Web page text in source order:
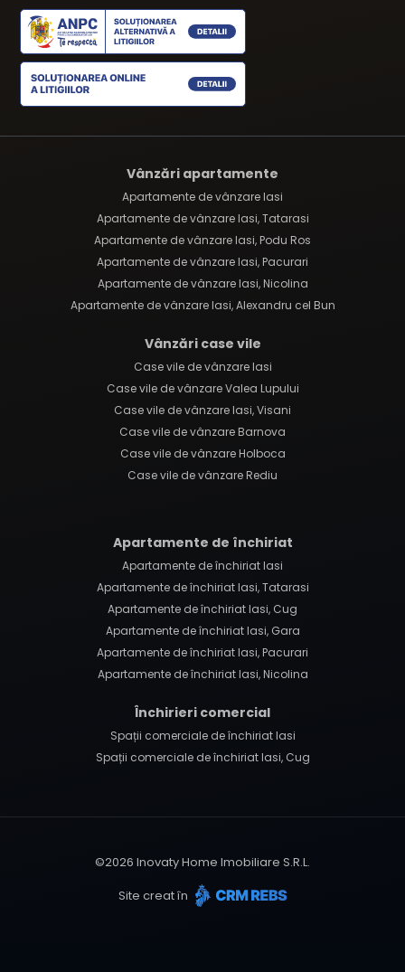
Vânzări apartamente
Apartamente de vânzare Iasi
Apartamente de vânzare Iasi, Tatarasi
Apartamente de vânzare Iasi, Podu Ros
Apartamente de vânzare Iasi, Pacurari
Apartamente de vânzare Iasi, Nicolina
Apartamente de vânzare Iasi, Alexandru cel Bun
Vânzări case vile
Case vile de vânzare Iasi
Case vile de vânzare Valea Lupului
Case vile de vânzare Iasi, Visani
Case vile de vânzare Barnova
Case vile de vânzare Holboca
Case vile de vânzare Rediu
Apartamente de închiriat
Apartamente de închiriat Iasi
Apartamente de închiriat Iasi, Tatarasi
Apartamente de închiriat Iasi, Cug
Apartamente de închiriat Iasi, Gara
Apartamente de închiriat Iasi, Pacurari
Apartamente de închiriat Iasi, Nicolina
Închirieri comercial
Spații comerciale de închiriat Iasi
Spații comerciale de închiriat Iasi, Cug
©2026 Inovaty Home Imobiliare S.R.L.
Site creat în